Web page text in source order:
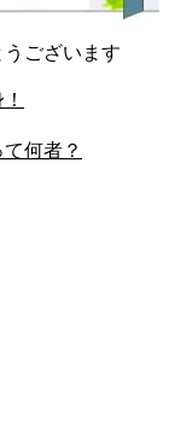
ございます
何者？